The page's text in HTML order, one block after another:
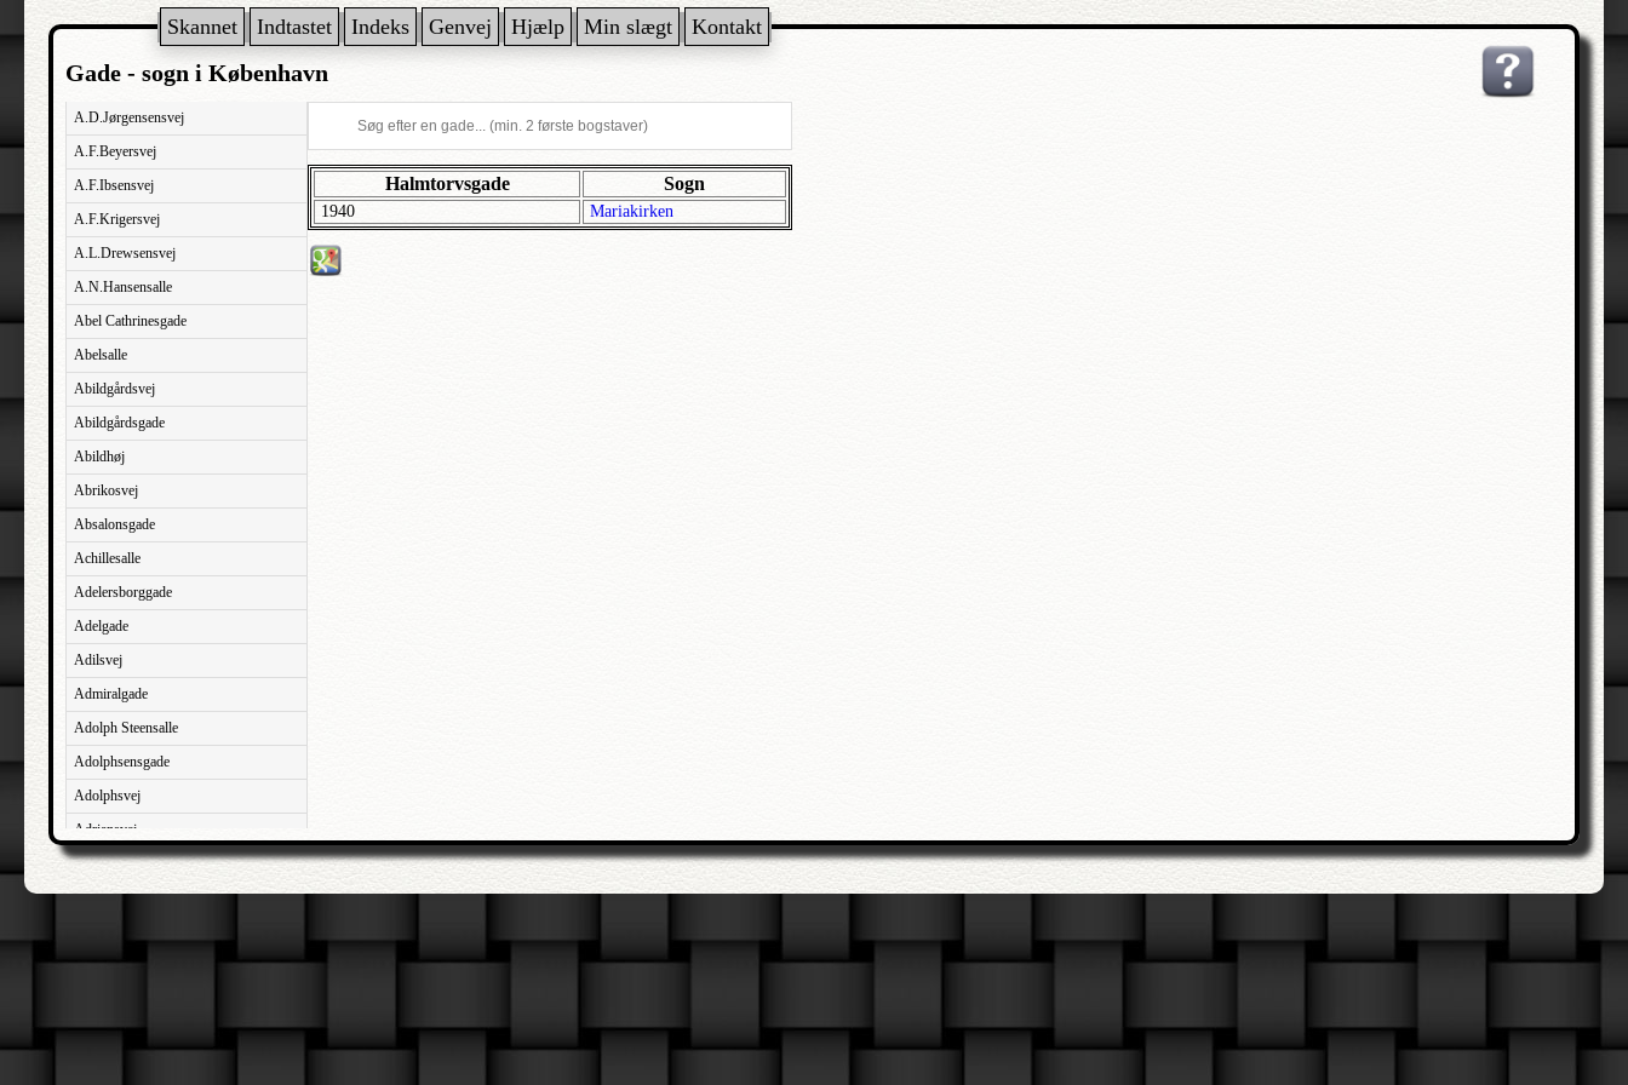
Skannet Indtastet Indeks Genvej Hjælp Min slægt Kontakt
Gade - sogn i København
A.D.Jørgensensvej
A.F.Beyersvej
A.F.Ibsensvej
A.F.Krigersvej
A.L.Drewsensvej
A.N.Hansensalle
Abel Cathrinesgade
Abelsalle
Abildgårdsvej
Abildgårdsgade
Abildhøj
Abrikosvej
Absalonsgade
Achillesalle
Adelersborggade
Adelgade
Adilsvej
Admiralgade
Adolph Steensalle
Adolphsensgade
Adolphsvej
Adriansvej
Aftenbakken
Agavevej
Agermosen
Agersøgade
Halmtorvsgade Sogn
1940 Mariakirken